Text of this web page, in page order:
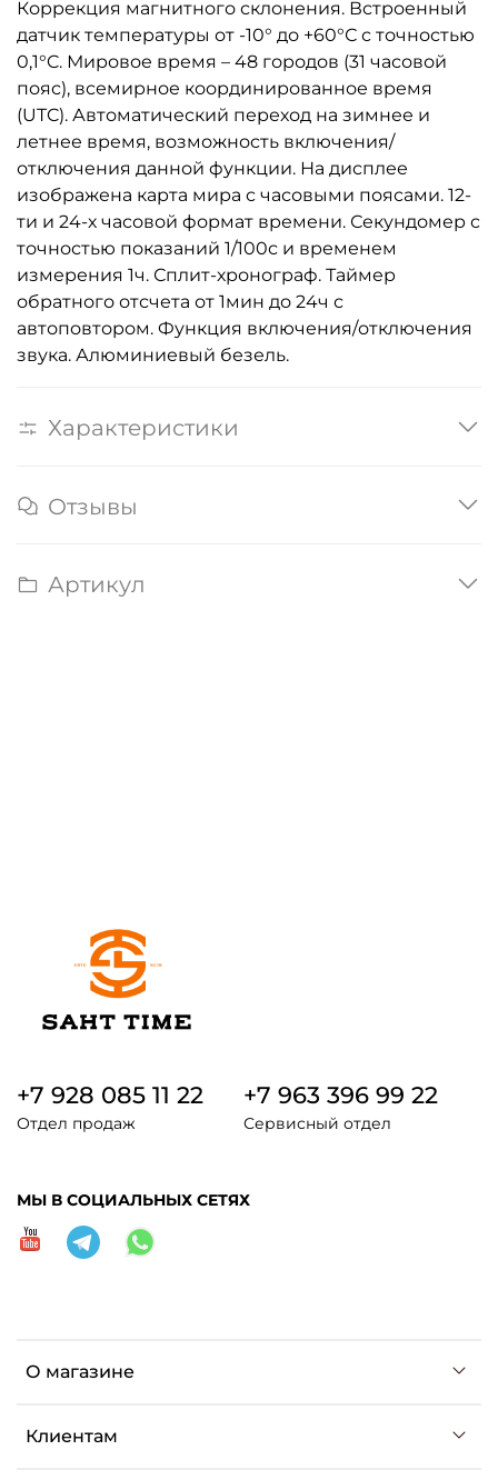
Коррекция магнитного склонения. Встроенный
датчик температуры от -10° до +60°С с точностью
0,1°C. Мировое время – 48 городов (31 часовой
пояс), всемирное координированное время
(UTC). Автоматический переход на зимнее и
летнее время, возможность включения/
отключения данной функции. На дисплее
изображена карта мира с часовыми поясами. 12-
ти и 24-х часовой формат времени. Секундомер с
точностью показаний 1/100с и временем
измерения 1ч. Сплит-хронограф. Таймер
обратного отсчета от 1мин до 24ч с
автоповтором. Функция включения/отключения
звука. Алюминиевый безель.
Характеристики
Отзывы
Артикул
О магазине
Клиентам
+7 928 085 11 22
Отдел продаж
+7 963 396 99 22
Сервисный отдел
МЫ В СОЦИАЛЬНЫХ СЕТЯХ